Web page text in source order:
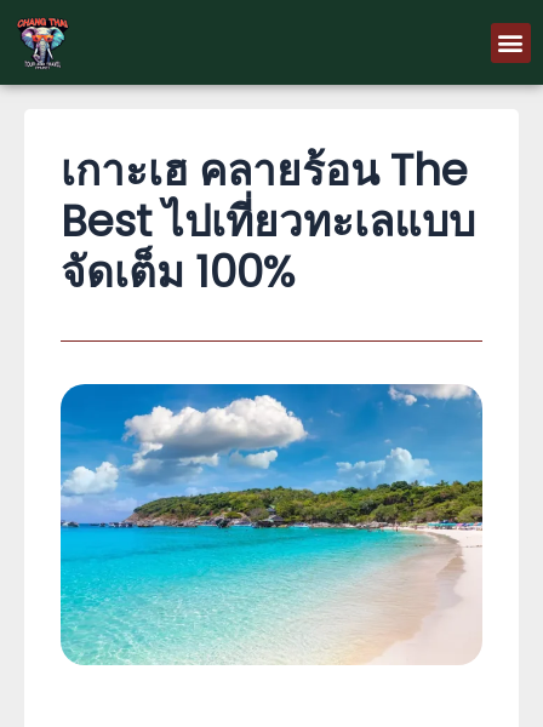
Skip
content
เกาะเฮ คลายร้อน The
Best ไปเที่ยวทะเลแบบ
จัดเต็ม 100%